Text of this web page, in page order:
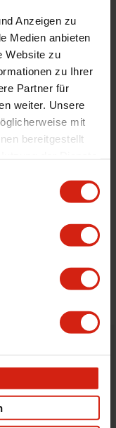
Anzeigen zu
Medien anbieten
Website zu
zu Ihrer
Partner für
weiter. Unsere
mit
bereitgestellt
um deine